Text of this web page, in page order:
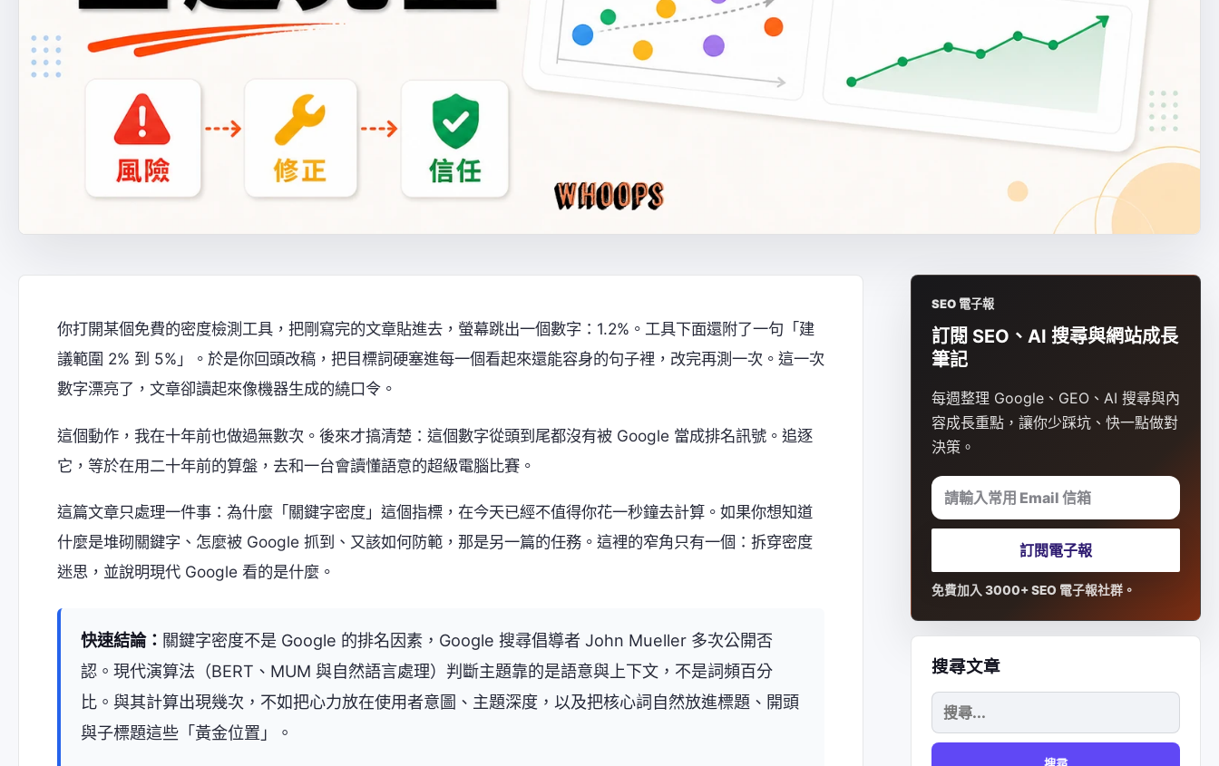
你打開某個免費的密度檢測工具，把剛寫完的文章貼進去，螢幕跳出一個數字：1.2%。工具下面還附了一句「建
議範圍 2% 到 5%」。於是你回頭改稿，把目標詞硬塞進每一個看起來還能容身的句子裡，改完再測一次。這一次
數字漂亮了，文章卻讀起來像機器生成的繞口令。
這個動作，我在十年前也做過無數次。後來才搞清楚：這個數字從頭到尾都沒有被 Google 當成排名訊號。追逐
它，等於在用二十年前的算盤，去和一台會讀懂語意的超級電腦比賽。
這篇文章只處理一件事：為什麼「關鍵字密度」這個指標，在今天已經不值得你花一秒鐘去計算。如果你想知道
什麼是堆砌關鍵字、怎麼被 Google 抓到、又該如何防範，那是另一篇的任務。這裡的窄角只有一個：拆穿密度
迷思，並說明現代 Google 看的是什麼。
快速結論： 關鍵字密度不是 Google 的排名因素，Google 搜尋倡導者 John Mueller 多次公開否
認。現代演算法（BERT、MUM 與自然語言處理）判斷主題靠的是語意與上下文，不是詞頻百分
比。與其計算出現幾次，不如把心力放在使用者意圖、主題深度，以及把核心詞自然放進標題、開頭
與子標題這些「黃金位置」。
SEO 電子報
訂閱 SEO、AI 搜尋與網站成長
筆記
每週整理 Google、GEO、AI 搜尋與內
容成長重點，讓你少踩坑、快一點做對
決策。
請輸入常用 Email 信箱
訂閱電子報
免費加入 3000+ SEO 電子報社群。
搜尋文章
尋
關